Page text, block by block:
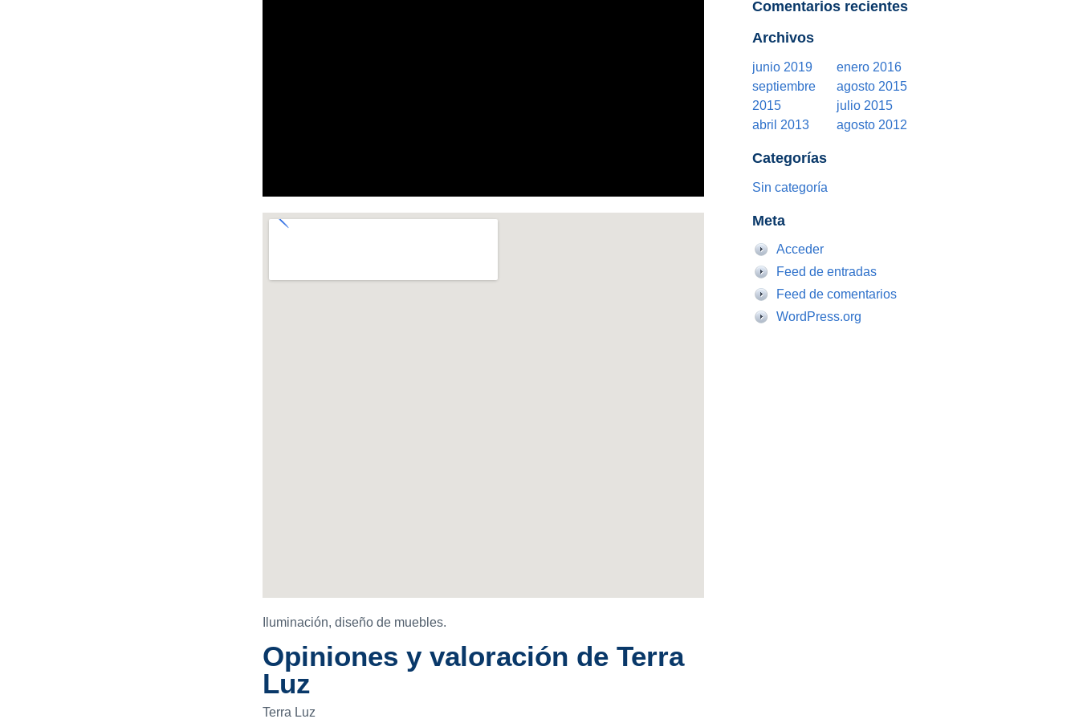
Iluminación, diseño de muebles.
Opiniones y valoración de Terra
Luz
Terra Luz
Comentarios recientes
Archivos
junio 2019
enero 2016
septiembre
2015
agosto 2015
julio 2015
abril 2013
agosto 2012
Categorías
Sin categoría
Meta
Acceder
Feed de entradas
Feed de comentarios
WordPress.org